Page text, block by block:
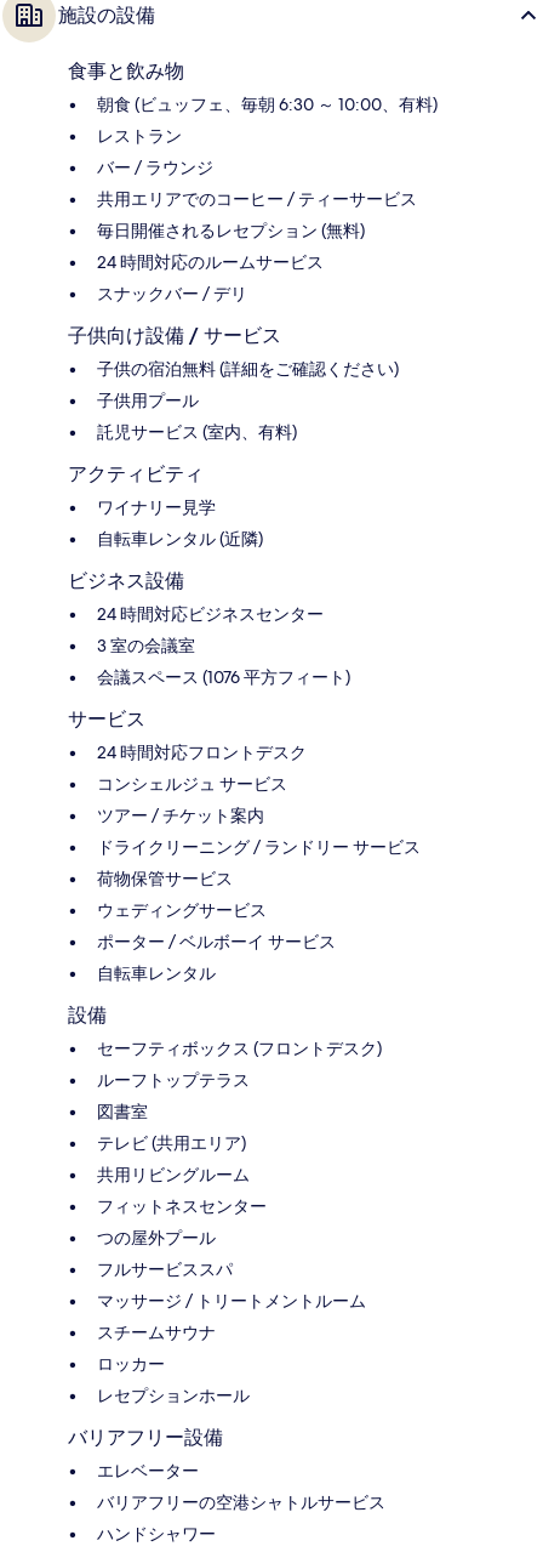
施設の設備
食事と飲み物
朝食 (ビュッフェ、毎朝 6:30 ～ 10:00、有料)
レストラン
バー / ラウンジ
共用エリアでのコーヒー / ティーサービス
毎日開催されるレセプション (無料)
24 時間対応のルームサービス
スナックバー / デリ
子供向け設備 / サービス
子供の宿泊無料 (詳細をご確認ください)
子供用プール
託児サービス (室内、有料)
アクティビティ
ワイナリー見学
自転車レンタル (近隣)
ビジネス設備
24 時間対応ビジネスセンター
3 室の会議室
会議スペース (1076 平方フィート)
サービス
24 時間対応フロントデスク
コンシェルジュ サービス
ツアー / チケット案内
ドライクリーニング / ランドリー サービス
荷物保管サービス
ウェディングサービス
ポーター / ベルボーイ サービス
自転車レンタル
設備
セーフティボックス (フロントデスク)
ルーフトップテラス
図書室
テレビ (共用エリア)
共用リビングルーム
フィットネスセンター
つの屋外プール
フルサービススパ
マッサージ / トリートメントルーム
スチームサウナ
ロッカー
レセプションホール
バリアフリー設備
エレベーター
バリアフリーの空港シャトルサービス
ハンドシャワー